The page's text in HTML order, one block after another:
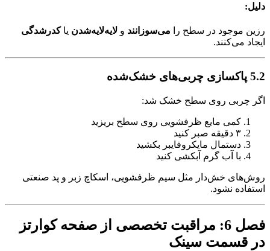
دلیل:
رزین موجود در سطح را می‌سوزانند و لایه‌لایه‌شدن یاکدرشدگی
ایجاد می‌کنند.
5.2 پاکسازی چربی‌های خشک‌شده
اگر چربی روی سطح خشک شد:
کمی مایع ظرفشویی روی سطح بریزید
۳ دقیقه صبر کنید
دستمال مایکروفایبر بکشید
با آب گرم آبکشی کنید
روش‌های خش‌دار مثل سیم ظرفشویی، اسکاچ زبر و پد صنعتی
استفاده نشود.
فصل 6: مراقبت تخصصی از صفحه کوارتز
در قسمت سینک